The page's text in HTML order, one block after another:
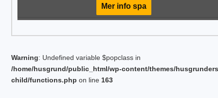
Mer info spa
Warning: Undefined variable $popclass in
/home/husgrund/public_html/wp-content/themes/
child/functions.php on line 163